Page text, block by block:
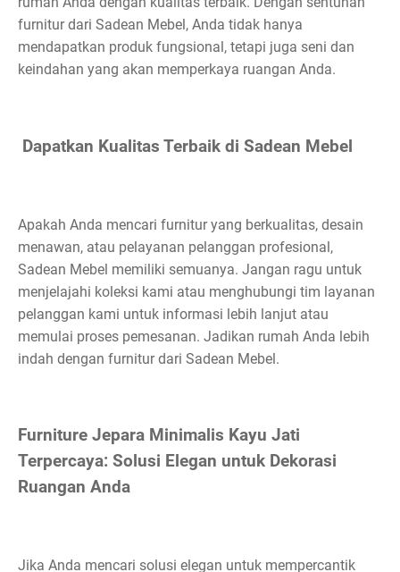
furnitur dari Sadean Mebel, Anda tidak hanya
mendapatkan produk fungsional, tetapi juga seni dan
keindahan yang akan memperkaya ruangan Anda.
Dapatkan Kualitas Terbaik di Sadean Mebel
Apakah Anda mencari furnitur yang berkualitas, desain
menawan, atau pelayanan pelanggan profesional,
Sadean Mebel memiliki semuanya. Jangan ragu untuk
menjelajahi koleksi kami atau menghubungi tim layanan
pelanggan kami untuk informasi lebih lanjut atau
memulai proses pemesanan. Jadikan rumah Anda lebih
indah dengan furnitur dari Sadean Mebel.
Furniture Jepara Minimalis Kayu Jati
Terpercaya: Solusi Elegan untuk Dekorasi
Ruangan Anda
Jika Anda mencari solusi elegan untuk mempercantik